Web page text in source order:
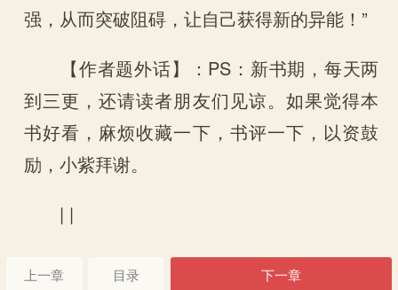
强，从而突破阻碍，让自己获得新的异能！”
【作者题外话】：PS：新书期，每天两
到三更，还请读者朋友们见谅。如果觉得本
书好看，麻烦收藏一下，书评一下，以资鼓
励，小紫拜谢。
| |
上一章 目录 下一章